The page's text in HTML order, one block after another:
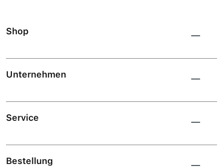
Shop
Unternehmen
Service
Bestellung